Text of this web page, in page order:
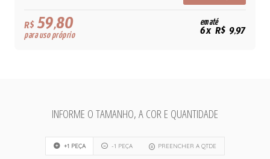
R$59,80
para uso próprio
em até
6x R$ 9,97
INFORME O TAMANHO, A COR E QUANTIDADE
+1 PEÇA -1 PEÇA PREENCHER A QTDE